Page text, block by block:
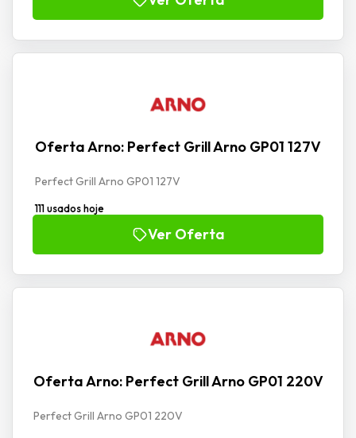
Oferta Arno: Perfect Grill Arno GP01 127V
Perfect Grill Arno GP01 127V
111 usados hoje
Ver Oferta
Oferta Arno: Perfect Grill Arno GP01 220V
Perfect Grill Arno GP01 220V